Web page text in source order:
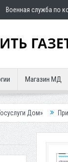
Военная служба по
Магазин МД